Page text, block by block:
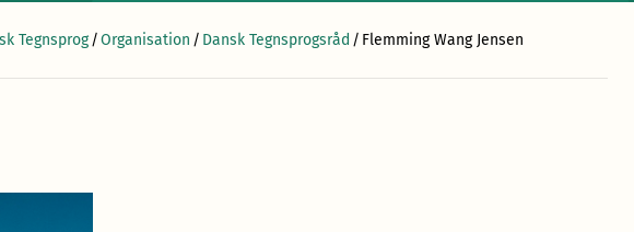
Tegnsprog/Organisation / Dansk Tegnsprogsråd / Flemming Wang Jensen